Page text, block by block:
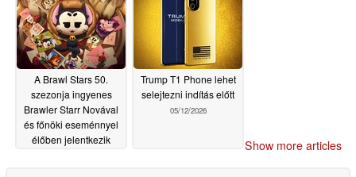
A Brawl Stars 50.
szezonja ingyenes
Brawler Starr Novával
és főnöki eseménnyel
élőben jelentkezik
Trump T1 Phone lehet
selejtezni indítás előtt
05/12/2026
Show more articles